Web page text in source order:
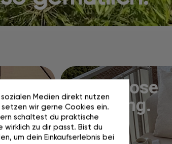
Kostenlose
Lieferung.
Medien direkt nutzen
wir gerne Cookies ein.
schaltest du praktische
zu dir passt. Bist du
um dein Einkaufserlebnis bei